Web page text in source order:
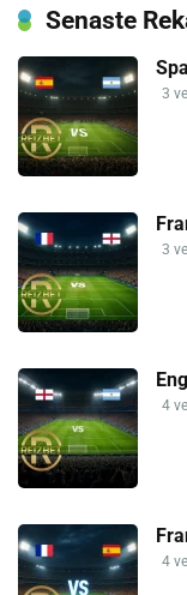
Senaste
3
3
4
4